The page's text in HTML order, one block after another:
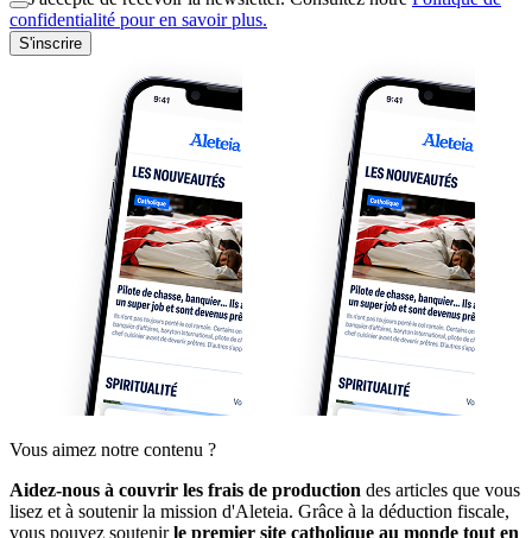
confidentialité pour en savoir plus.
S'inscrire
Vous aimez notre contenu ?
Aidez-nous à couvrir les frais de production des articles que vous
lisez et à soutenir la mission d'Aleteia. Grâce à la déduction fiscale,
vous pouvez soutenirle premier site catholique au monde tout en